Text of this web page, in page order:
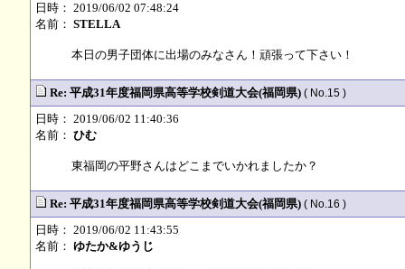
日時： 2019/06/02 07:48:24
名前： STELLA
本日の男子団体に出場のみなさん！頑張って下さい！
Re: 平成31年度福岡県高等学校剣道大会(福岡県) ( No.15 )
日時： 2019/06/02 11:40:36
名前： ひむ
東福岡の平野さんはどこまでいかれましたか？
Re: 平成31年度福岡県高等学校剣道大会(福岡県) ( No.16 )
日時： 2019/06/02 11:43:55
名前： ゆたか&ゆうじ